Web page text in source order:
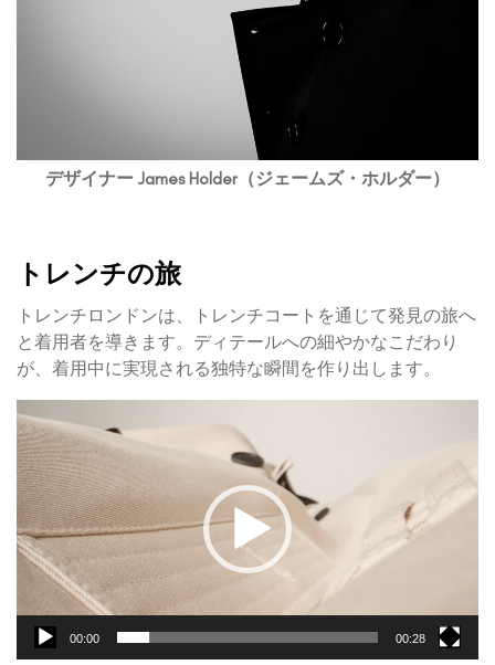
デザイナー James Holder（ジェームズ・ホルダー）
トレンチの旅
トレンチロンドンは、トレンチコートを通じて発見の旅へ
と着用者を導きます。ディテールへの細やかなこだわり
が、着用中に実現される独特な瞬間を作り出します。
動
画
プ
レ
ー
ヤ
ー
00:00 00:28